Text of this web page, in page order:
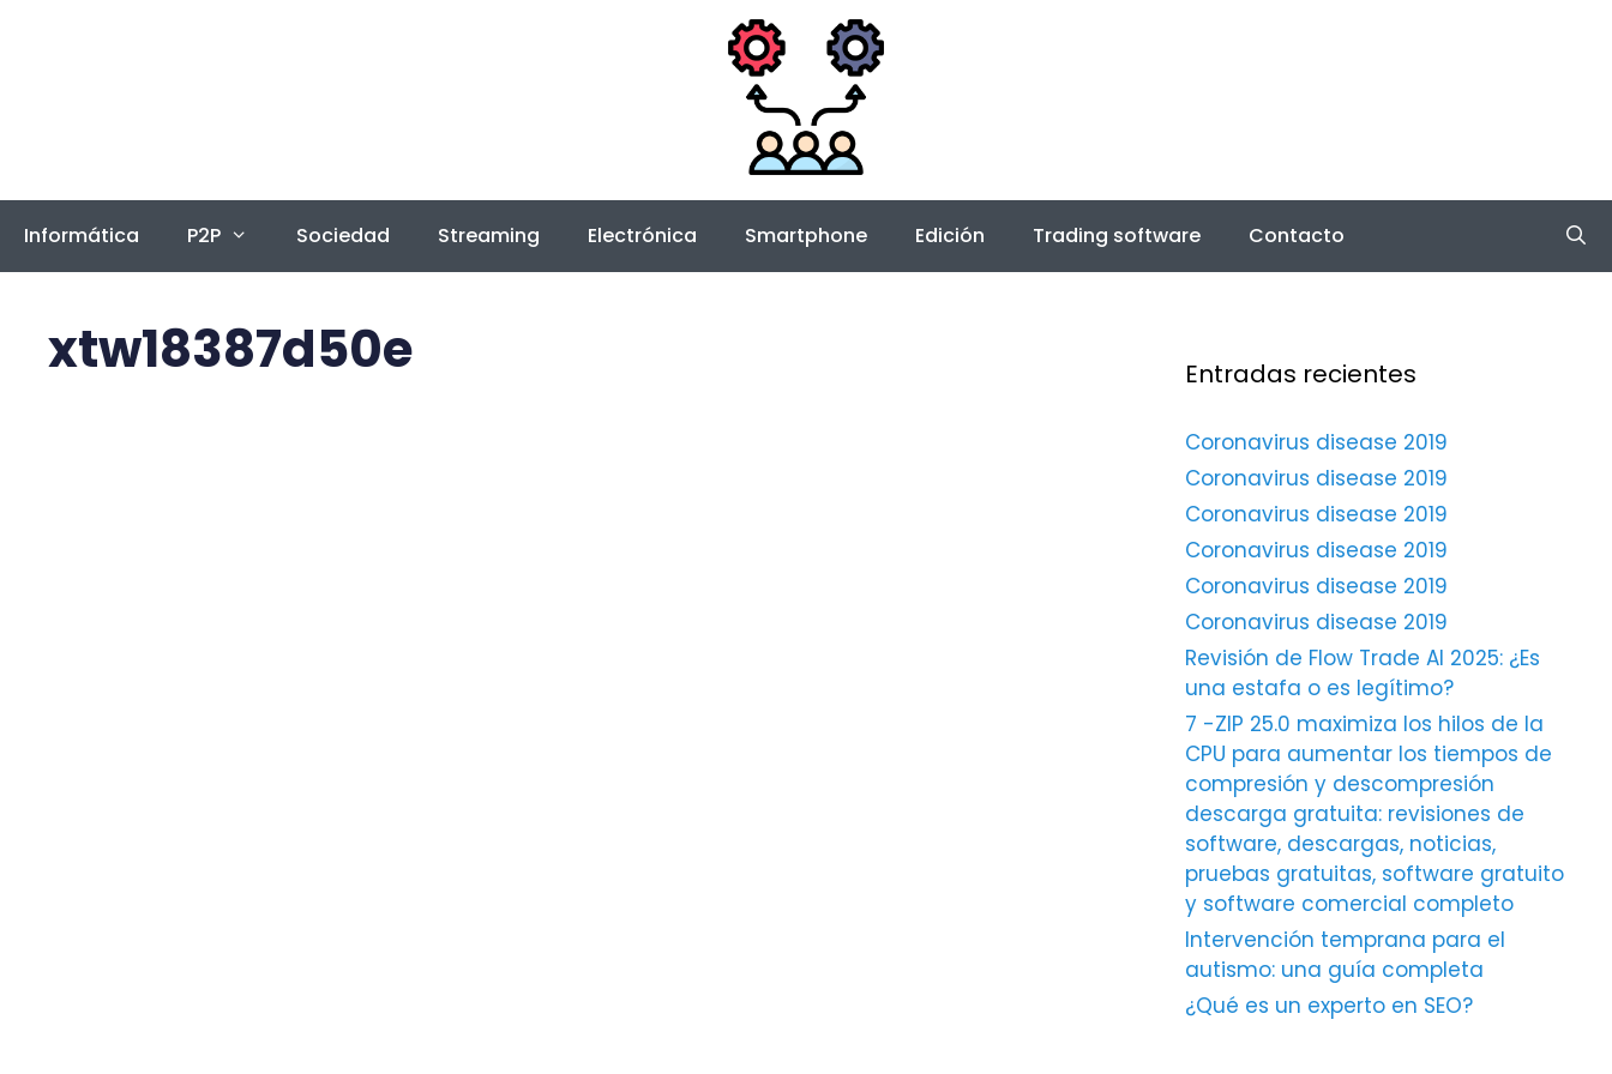
Informática P2P Sociedad Streaming Electrónica Smartphone Edición Trading software Contacto
xtw18387d50e Entradas recientes
Coronavirus disease 2019
Coronavirus disease 2019
Coronavirus disease 2019
Coronavirus disease 2019
Coronavirus disease 2019
Coronavirus disease 2019
Revisión de Flow Trade AI 2025: ¿Es
una estafa o es legítimo?
7 -ZIP 25.0 maximiza los hilos de la
CPU para aumentar los tiempos de
compresión y descompresión
descarga gratuita: revisiones de
software, descargas, noticias,
pruebas gratuitas, software gratuito
y software comercial completo
Intervención temprana para el
autismo: una guía completa
¿Qué es un experto en SEO?